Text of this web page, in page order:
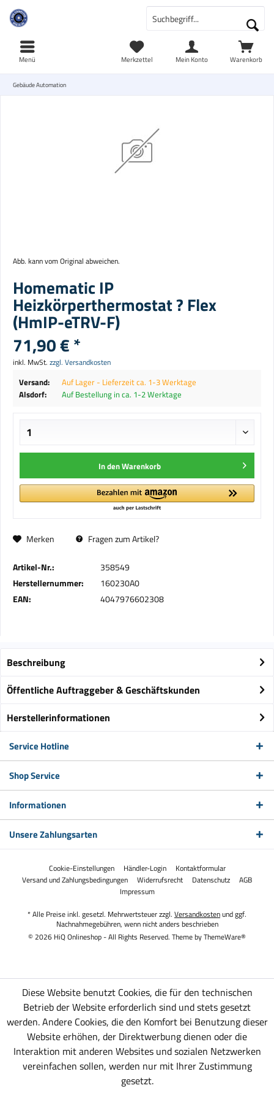
Warenkorb
Merkzettel Mein Konto
Menü
Gebäude Automation
Abb. kann vom Original abweichen.
Homematic IP
Heizkörperthermostat ? Flex
(HmIP-eTRV-F)
71,90 € *
inkl. MwSt. zzgl. Versandkosten
Versand:
Auf Lager - Lieferzeit ca. 1-3 Werktage
Alsdorf:
Auf Bestellung in ca. 1-2 Werktage
In denWarenkorb
Merken Fragen zum Artikel?
Artikel-Nr.:
358549
Herstellernummer:
160230A0
EAN:
4047976602308
Beschreibung
Öffentliche Auftraggeber & Geschäftskunden
Herstellerinformationen
Service Hotline
Shop Service
Informationen
Unsere Zahlungsarten
Cookie-Einstellungen Händler-Login
Kontaktformular
Versand und Zahlungsbedingungen
Widerrufsrecht Datenschutz
AGB
Impressum
* Alle Preise inkl. gesetzl. Mehrwertsteuer zzgl. Versandkostenund ggf.
Nachnahmegebühren, wenn nicht anders beschrieben
© 2026 HiQ Onlineshop - All Rights Reserved. Theme byThemeWare®
Diese Website benutzt Cookies, die für den technischen
Betrieb der Website erforderlich sind und stets gesetzt
werden. Andere Cookies, die den Komfort bei Benutzung dieser
Website erhöhen, der Direktwerbung dienen oder die
Interaktion mit anderen Websites und sozialen Netzwerken
vereinfachen sollen, werden nur mit Ihrer Zustimmung
gesetzt.